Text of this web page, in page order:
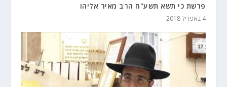
פרשת כי תשא תשע"ח הרב מאיר אליהו
4 באפריל 2018